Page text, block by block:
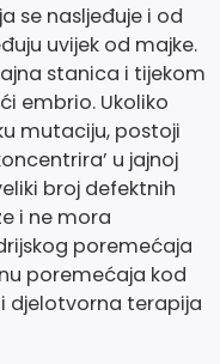
se nasljeđuje i od
uvijek od majke.
stanica i tijekom
embrio. Ukoliko
mutaciju, postoji
u jajnoj
broj defektnih
i ne mora
poremećaja
poremećaja kod
djelotvorna terapija